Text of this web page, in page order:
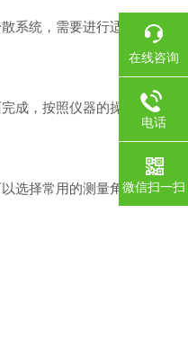
系统，需要进行适
成，按照仪器的操
选择常用的测量角
在线咨询
电话
微信扫一扫